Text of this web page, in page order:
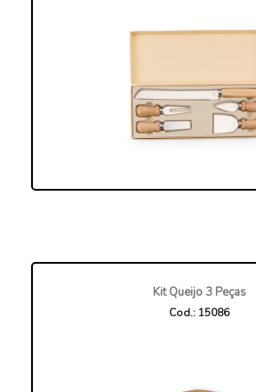
Kit Queijo 3 Peças
Cod.: 15086